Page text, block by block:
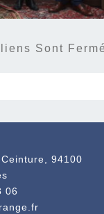
Sont
94100
06